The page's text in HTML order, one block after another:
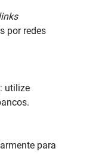
por redes
: utilize
para